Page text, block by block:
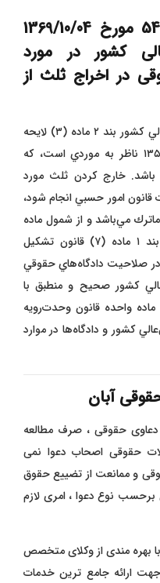
رأی وحدت رویه شماره 542 مورخ 1369/10/04
کشور در مورد
در اخراج ثلث از
رأي و‌حدت‌رو‌يه هيأت عمومي ديوان‌عالي كشور بند ۲ ماده (۳) لايحه
قانوني دادگاه مدني خاص مصوب ۱۳۵۸ ناظر به موردي است، كه
خارج كردن ثلث مورد
قانون امور حسبي انجام شود،
مي‌باشد و از شمول ماده
مرقوم خارج و رسيدگي آن برطبق بند ۱ ماده (۷) قانون تشكيل
دادگاه‌هاي حقوقي ۱ و ۲ مصوب ۱۳۶۴ در صلاحيت دادگاه‌هاي حقوقي
رأي شعبه ۲۳ ديوان‌عالي كشور صحيح و منطبق با
و‌احده قانون و‌حدت‌رو‌يه
ديوان‌عالي كشور و دادگاه‌ها در موارد
آبان
دعاوی حقوقی ، صرف مطالعه
حقوقی اصحاب دعوا نمی
و ممانعت از تضییع حقوق
نوع دعوا ، امری لازم
بهره مندی از وکلای متخصص
ارائه جامع ترین خدمات